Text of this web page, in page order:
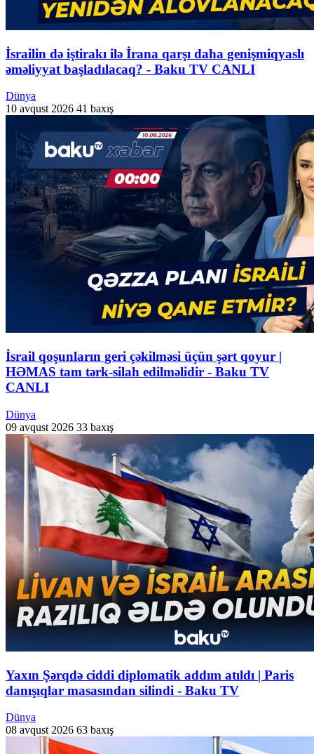
İsrailin də iştirakı ilə İrana qarşı daha genişmiqyaslı
əməliyyat başladılacaq? - Baku TV CANLI
Dünya
10 avqust 2026 41 baxış
İsrail qoşunların geri çəkilməsi üçün şərt qoyur |
HƏMAS tam tərk-silah edilməlidir - Baku TV
CANLI
Dünya
09 avqust 2026 33 baxış
Yaxın Şərqdə ciddi diplomatik addım atıldı | Paris
danışıqlar masasından silindi - Baku TV
Dünya
08 avqust 2026 63 baxış